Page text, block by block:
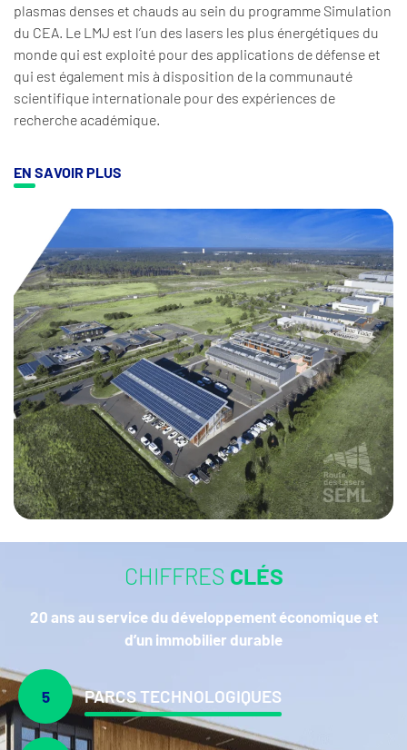
plasmas denses et chauds au sein du programme Simulation
du CEA. Le LMJ est l’un des lasers les plus énergétiques du
monde qui est exploité pour des applications de défense et
qui est également mis à disposition de la communauté
scientifique internationale pour des expériences de
recherche académique.
EN SAVOIR PLUS
CHIFFRES CLÉS
20 ans au service du développement économique et
d’un immobilier durable
5 PARCS TECHNOLOGIQUES